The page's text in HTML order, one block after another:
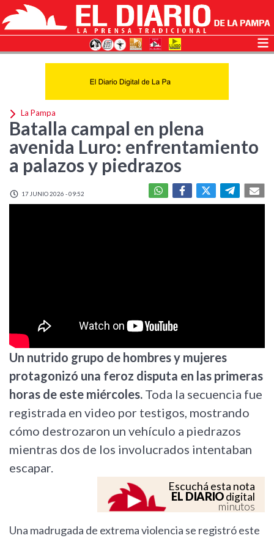
La Pampa
Batalla campal en plena
avenida Luro: enfrentamiento
a palazos y piedrazos
17 JUNIO 2026 - 09:52
Un nutrido grupo de hombres y mujeres
protagonizó una feroz disputa en las primeras
horas de este miércoles. Toda la secuencia fue
registrada en video por testigos, mostrando
cómo destrozaron un vehículo a piedrazos
mientras dos de los involucrados intentaban
escapar.
Escuchá esta nota
EL DIARIOdigital
minutos
Una madrugada de extrema violencia se registró este